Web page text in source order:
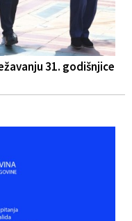
31. godišnjice